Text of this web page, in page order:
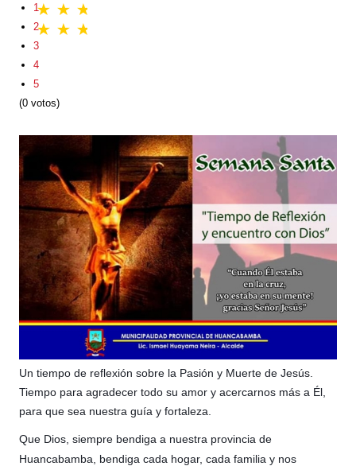
1
2
3
4
5
(0 votos)
Un tiempo de reflexión sobre la Pasión y Muerte de Jesús.
Tiempo para agradecer todo su amor y acercarnos más a Él,
para que sea nuestra guía y fortaleza.
Que Dios, siempre bendiga a nuestra provincia de
Huancabamba, bendiga cada hogar, cada familia y nos